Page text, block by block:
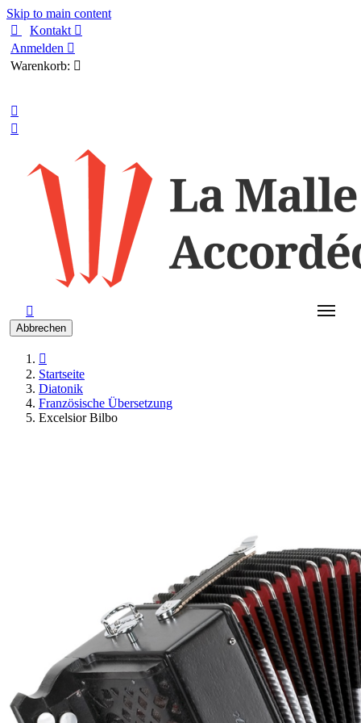
Skip to main content

Kontakt 
Anmelden 
Warenkorb: 



Abbrechen

Startseite
Diatonik
Französische Übersetzung
Excelsior Bilbo